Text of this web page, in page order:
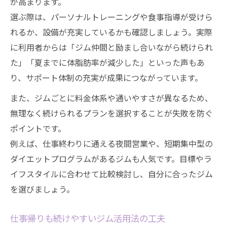
ジムのサポートで継続しやすい減量プラン
駅近で無理なく通えるジムの見極めポイント
ジムの通いやすさが夏ダイエット成功の鍵
営業時間や設備で選ぶ駅近ジムの魅力
丸の内駅近くで評判のジム活用ポイント
通いやすいジムが続くダイエットを支える
理由
短期間で実感できるダイエットとジム活用術
ジムで短期ダイエットを成功させる実践法
筋トレと有酸素運動を組み合わせた活用術
短期間でも変化を感じるジム通いのコツ
選ぶ際は、パーソナルトレーニングや食事指導が受けら
れるか、設備が充実しているかも確認しましょう。実際
に利用者からは「ジム仲間と励まし合いながら続けられ
た」「夏までに体脂肪率が減少した」といった声もあ
り、サポート体制の充実が成果につながっています。
また、ジムごとに料金体系や通いやすさが異なるため、
無理なく続けられるプランを選択することが失敗を防ぐ
ポイントです。
例えば、仕事終わりに通える夜間営業や、短期集中型の
ダイエットプログラムがあるジムも人気です。目標やラ
イフスタイルに合わせて比較検討し、自分に合ったジム
を選びましょう。
仕事帰りも続けやすいジム活用法の工夫